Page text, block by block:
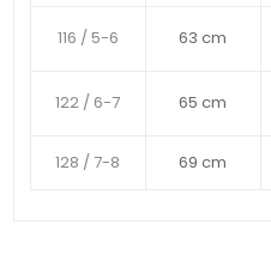
116 / 5-6 63 cm
122 / 6-7 65 cm
128 / 7-8 69 cm